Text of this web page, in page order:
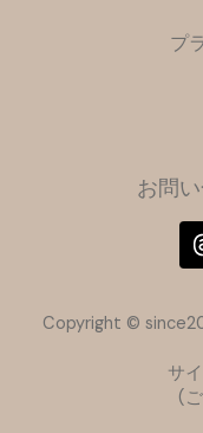
プ
お問
Copyright ©
サ
(